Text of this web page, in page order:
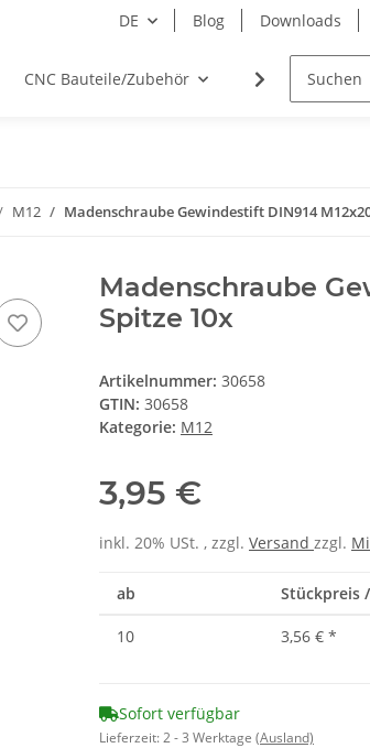
DE Blog Downloads
CNC Bauteile/Zubehör Elektro
M12 Madenschraube Gewindestift DIN914
Madenschraube
Spitze 10x
Artikelnummer: 30658
GTIN: 30658
Kategorie: M12
3,95 €
inkl. 20% USt. , zzgl. Versand zzgl.
ab Stückpreis
10 3,56 € *
Sofort verfügbar
Lieferzeit:2 - 3 Werktage (Ausland)